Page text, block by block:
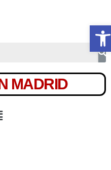
MADRID